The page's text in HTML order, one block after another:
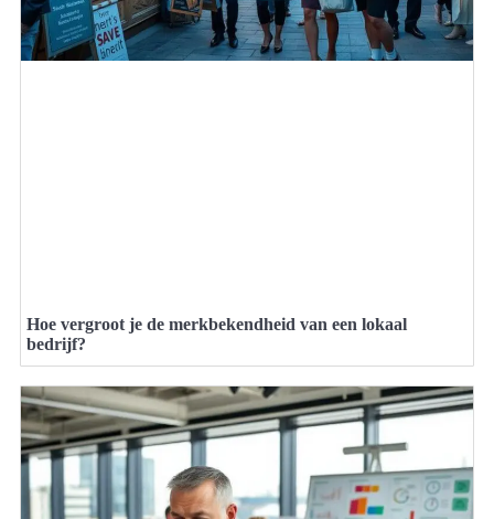
Hoe vergroot je de merkbekendheid van een lokaal
bedrijf?